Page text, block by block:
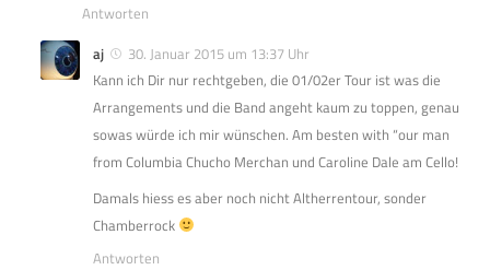
Antworten
aj
30. Januar 2015 um 13:37 Uhr
Kann ich Dir nur rechtgeben, die 01/02er Tour ist was die
Arrangements und die Band angeht kaum zu toppen, genau
sowas würde ich mir wünschen. Am besten with “our man
from Columbia Chucho Merchan und Caroline Dale am Cello!
Damals hiess es aber noch nicht Altherrentour, sonder
Chamberrock
Antworten